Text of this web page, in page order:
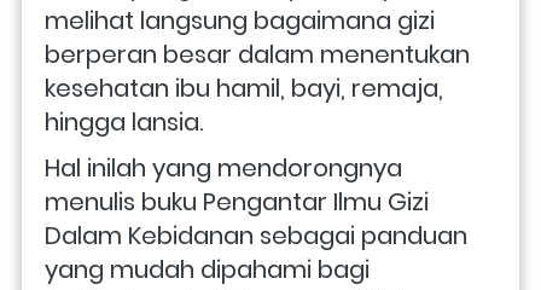
melihat langsung bagaimana gizi
berperan besar dalam menentukan
kesehatan ibu hamil, bayi, remaja,
hingga lansia.
Hal inilah yang mendorongnya
menulis buku Pengantar Ilmu Gizi
Dalam Kebidanan sebagai panduan
yang mudah dipahami bagi